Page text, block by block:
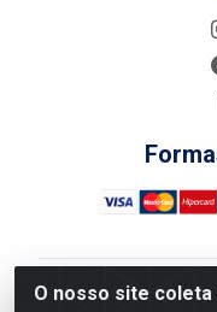
O nosso site
Nova Boni